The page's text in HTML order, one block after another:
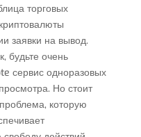
торговых
заявки на вывод.
будьте очень
сервис одноразовых
Но стоит
которую